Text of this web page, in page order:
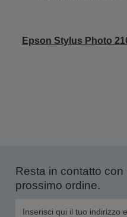
Epson Stylus Photo
Resta in contatto
prossimo ordine.